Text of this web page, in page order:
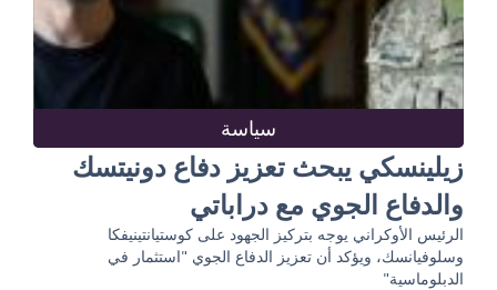
سياسة
زيلينسكي يبحث تعزيز دفاع دونيتسك
والدفاع الجوي مع دراباتي
الرئيس الأوكراني يوجه بتركيز الجهود على كوستيانتينيفكا
وسلوفيانسك، ويؤكد أن تعزيز الدفاع الجوي "استثمار في
الدبلوماسية"